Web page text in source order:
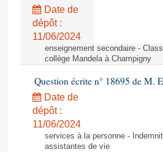
Date de
dépôt :
11/06/2024
enseignement secondaire -
collège Mandela à Champigny
Question écrite n° 18695 de M.
Date de
dépôt :
11/06/2024
services à la personne -
assistantes de vie